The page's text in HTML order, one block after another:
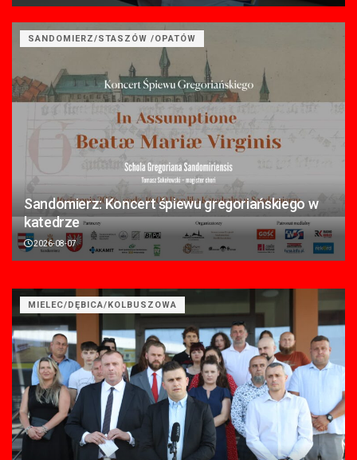
SANDOMIERZ/STASZÓW /OPATÓW
Sandomierz: Koncert śpiewu gregoriańskiego w
katedrze
2026-08-07
MIELEC/DĘBICA/KOLBUSZOWA